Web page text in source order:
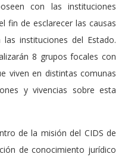
con las instituciones
fin de esclarecer las causas
instituciones del Estado.
8 grupos focales con
viven en distintas comunas
y vivencias sobre esta
de la misión del CIDS de
de conocimiento jurídico